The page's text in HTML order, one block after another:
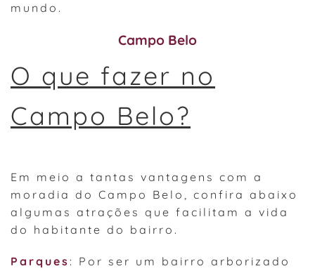
mundo.
Campo Belo
O que fazer no
Campo Belo?
Em meio a tantas vantagens com a
moradia do Campo Belo, confira abaixo
algumas atrações que facilitam a vida
do habitante do bairro.
Parques : Por ser um bairro arborizado